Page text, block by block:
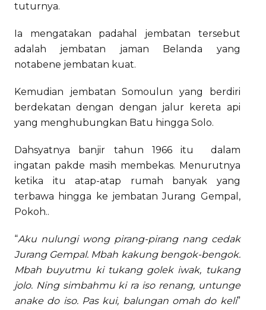
tuturnya.
Ia mengatakan padahal jembatan tersebut
adalah jembatan jaman Belanda yang
notabene jembatan kuat.
Kemudian jembatan Somoulun yang berdiri
berdekatan dengan dengan jalur kereta api
yang menghubungkan Batu hingga Solo.
Dahsyatnya banjir tahun 1966 itu dalam
ingatan pakde masih membekas. Menurutnya
ketika itu atap-atap rumah banyak yang
terbawa hingga ke jembatan Jurang Gempal,
Pokoh..
“Aku nulungi wong pirang-pirang nang cedak
Jurang Gempal. Mbah kakung bengok-bengok.
Mbah buyutmu ki tukang golek iwak, tukang
jolo. Ning simbahmu ki ra iso renang, untunge
anake do iso. Pas kui, balungan omah do keli”